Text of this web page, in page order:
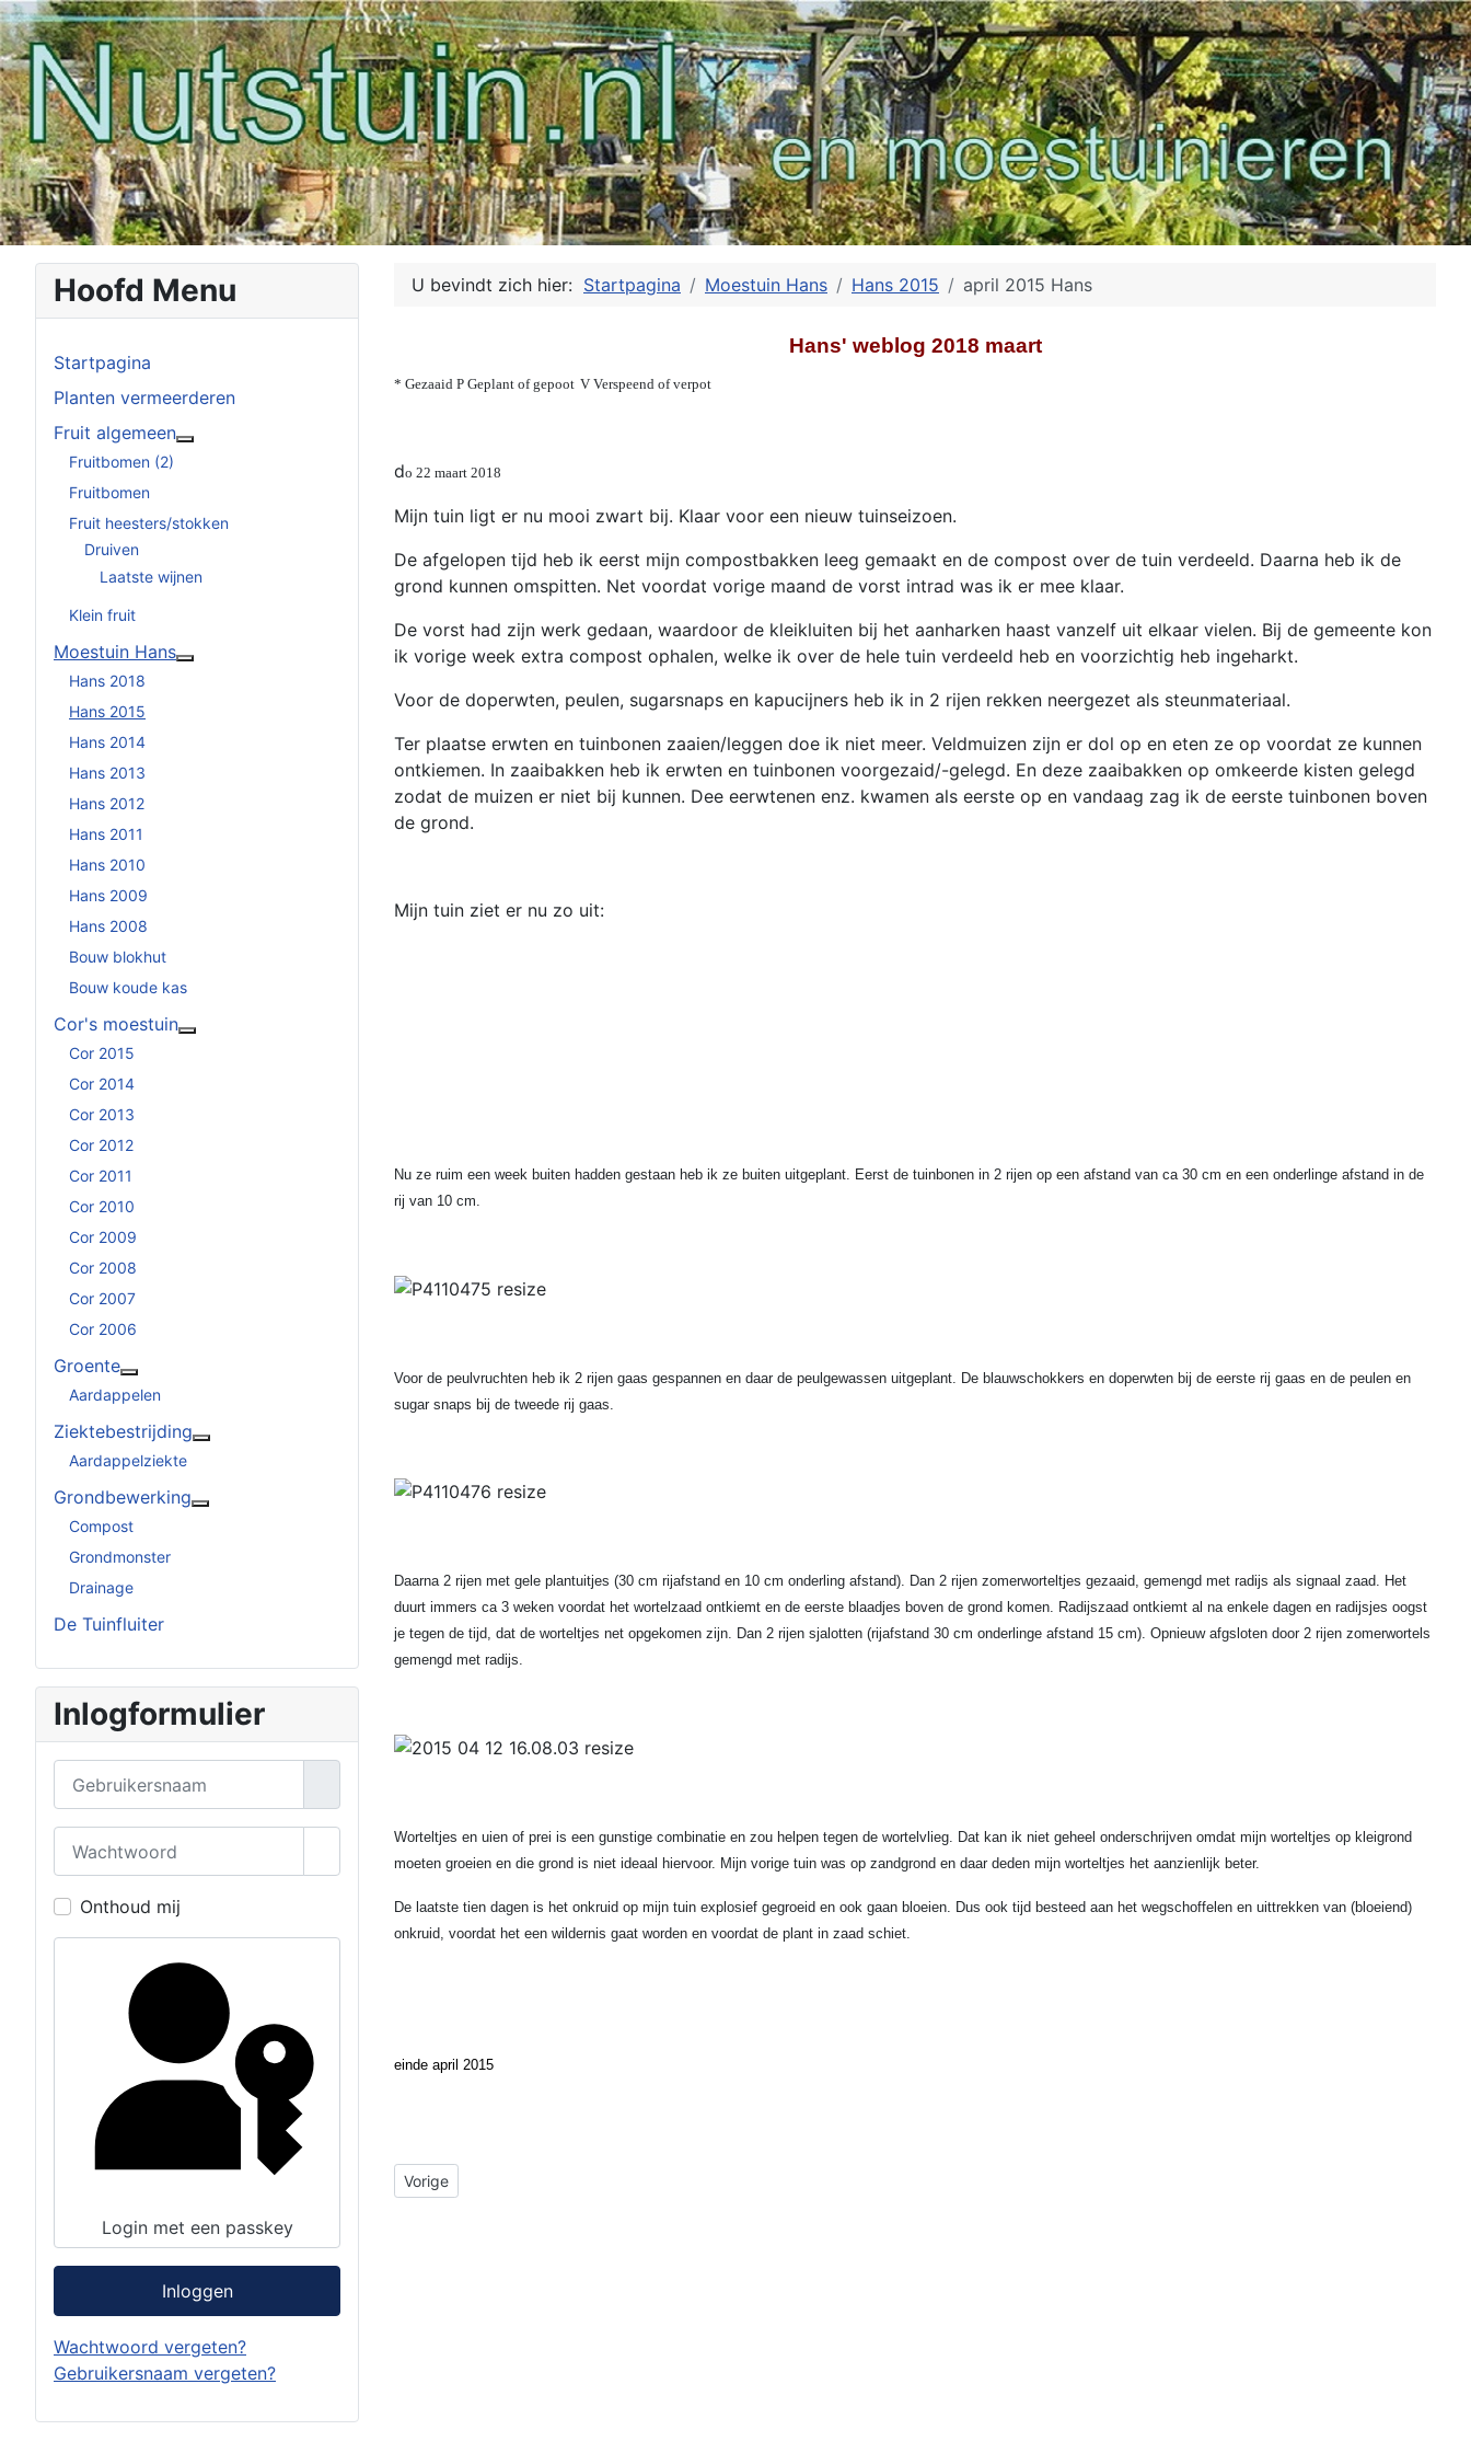
Hoofd Menu
Startpagina
Planten vermeerderen
Fruit algemeen
Fruitbomen (2)
Fruitbomen
Fruit heesters/stokken
Druiven
Laatste wijnen
Klein fruit
Moestuin Hans
Hans 2018
Hans 2015
Hans 2014
Hans 2013
Hans 2012
Hans 2011
Hans 2010
Hans 2009
Hans 2008
Bouw blokhut
Bouw koude kas
Cor's moestuin
Cor 2015
Cor 2014
Cor 2013
Cor 2012
Cor 2011
Cor 2010
Cor 2009
Cor 2008
Cor 2007
Cor 2006
Groente
Meer over: Groente
Aardappelen
Ziektebestrijding
Aardappelziekte
Grondbewerking
Compost
Grondmonster
Drainage
De Tuinfluiter
Inlogformulier
Toon wachtwoord
Onthoud mij
Login met een passkey
Inloggen
Wachtwoord vergeten?
Gebruikersnaam vergeten?
U bevindt zich hier: Startpagina Moestuin Hans Hans 2015 april 2015 Hans
Hans' weblog 2018 maart
* Gezaaid P Geplant of gepoot V Verspeend of verpot
do 22 maart 2018
Mijn tuin ligt er nu mooi zwart bij. Klaar voor een nieuw tuinseizoen.
De afgelopen tijd heb ik eerst mijn compostbakken leeg gemaakt en de compost over de tuin verdeeld. Daarna heb ik de
grond kunnen omspitten. Net voordat vorige maand de vorst intrad was ik er mee klaar.
De vorst had zijn werk gedaan, waardoor de kleikluiten bij het aanharken haast vanzelf uit elkaar vielen. Bij de gemeente kon
ik vorige week extra compost ophalen, welke ik over de hele tuin verdeeld heb en voorzichtig heb ingeharkt.
Voor de doperwten, peulen, sugarsnaps en kapucijners heb ik in 2 rijen rekken neergezet als steunmateriaal.
Ter plaatse erwten en tuinbonen zaaien/leggen doe ik niet meer. Veldmuizen zijn er dol op en eten ze op voordat ze kunnen
ontkiemen. In zaaibakken heb ik erwten en tuinbonen voorgezaid/-gelegd. En deze zaaibakken op omkeerde kisten gelegd
zodat de muizen er niet bij kunnen. Dee eerwtenen enz. kwamen als eerste op en vandaag zag ik de eerste tuinbonen boven
de grond.
Mijn tuin ziet er nu zo uit:
Nu ze ruim een week buiten hadden gestaan heb ik ze buiten uitgeplant. Eerst de tuinbonen in 2 rijen op een afstand van ca 30 cm en een onderlinge afstand in de
rij van 10 cm.
Voor de peulvruchten heb ik 2 rijen gaas gespannen en daar de peulgewassen uitgeplant. De blauwschokkers en doperwten bij de eerste rij gaas en de peulen en
sugar snaps bij de tweede rij gaas.
Daarna 2 rijen met gele plantuitjes (30 cm rijafstand en 10 cm onderling afstand). Dan 2 rijen zomerworteltjes gezaaid, gemengd met radijs als signaal zaad. Het
duurt immers ca 3 weken voordat het wortelzaad ontkiemt en de eerste blaadjes boven de grond komen. Radijszaad ontkiemt al na enkele dagen en radijsjes oogst
je tegen de tijd, dat de worteltjes net opgekomen zijn. Dan 2 rijen sjalotten (rijafstand 30 cm onderlinge afstand 15 cm). Opnieuw afgsloten door 2 rijen zomerwortels
gemengd met radijs.
Worteltjes en uien of prei is een gunstige combinatie en zou helpen tegen de wortelvlieg. Dat kan ik niet geheel onderschrijven omdat mijn worteltjes op kleigrond
moeten groeien en die grond is niet ideaal hiervoor. Mijn vorige tuin was op zandgrond en daar deden mijn worteltjes het aanzienlijk beter.
De laatste tien dagen is het onkruid op mijn tuin explosief gegroeid en ook gaan bloeien. Dus ook tijd besteed aan het wegschoffelen en uittrekken van (bloeiend)
onkruid, voordat het een wildernis gaat worden en voordat de plant in zaad schiet.
einde april 2015
Vorig artikel: mei 2015 Hans
Vorige